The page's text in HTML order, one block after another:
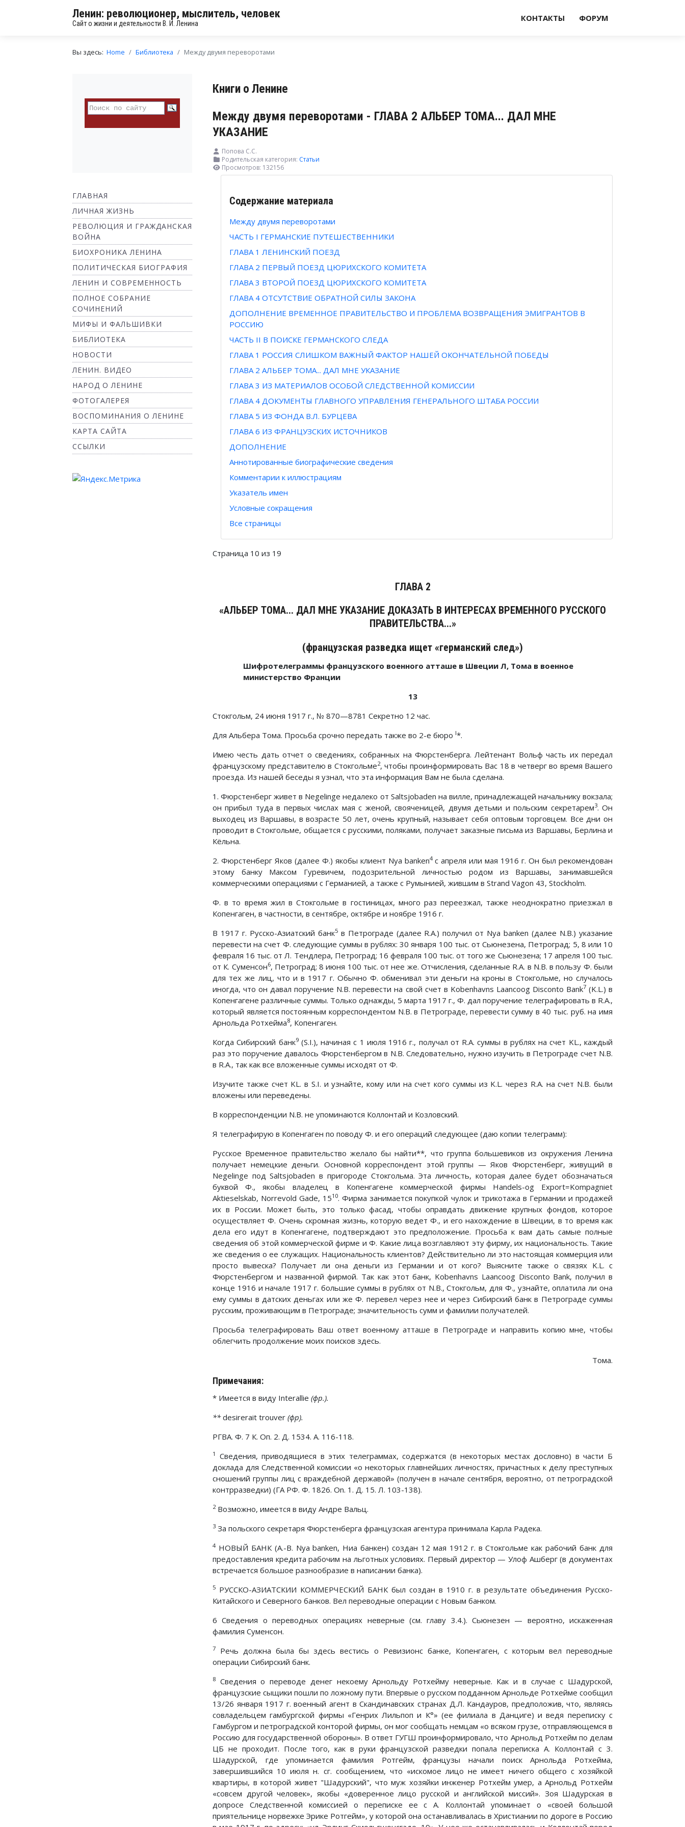
Ленин: революционер, мыслитель, человек
Сайт о жизни и деятельности В. И. Ленина
КОНТАКТЫ ФОРУМ
Вы здесь: Home Библиотека Между двумя переворотами
ГЛАВНАЯ
ЛИЧНАЯ ЖИЗНЬ
РЕВОЛЮЦИЯ И ГРАЖДАНСКАЯ
ВОЙНА
БИОХРОНИКА ЛЕНИНА
ПОЛИТИЧЕСКАЯ БИОГРАФИЯ
ЛЕНИН И СОВРЕМЕННОСТЬ
ПОЛНОЕ СОБРАНИЕ
СОЧИНЕНИЙ
МИФЫ И ФАЛЬШИВКИ
БИБЛИОТЕКА
НОВОСТИ
ЛЕНИН. ВИДЕО
НАРОД О ЛЕНИНЕ
ФОТОГАЛЕРЕЯ
ВОСПОМИНАНИЯ О ЛЕНИНЕ
КАРТА САЙТА
ССЫЛКИ
Книги о Ленине
Между двумя переворотами - ГЛАВА 2 АЛЬБЕР ТОМА... ДАЛ МНЕ
УКАЗАНИЕ
Попова С.С.
Родительская категория: Статьи
Просмотров: 132156
Содержание материала
Между двумя переворотами
ЧАСТЬ I ГЕРМАНСКИЕ ПУТЕШЕСТВЕННИКИ
ГЛАВА 1 ЛЕНИНСКИЙ ПОЕЗД
ГЛАВА 2 ПЕРВЫЙ ПОЕЗД ЦЮРИХСКОГО КОМИТЕТА
ГЛАВА 3 ВТОРОЙ ПОЕЗД ЦЮРИХСКОГО КОМИТЕТА
ГЛАВА 4 ОТСУТСТВИЕ ОБРАТНОЙ СИЛЫ ЗАКОНА
ДОПОЛНЕНИЕ ВРЕМЕННОЕ ПРАВИТЕЛЬСТВО И ПРОБЛЕМА ВОЗВРАЩЕНИЯ ЭМИГРАНТОВ В
РОССИЮ
ЧАСТЬ II В ПОИСКЕ ГЕРМАНСКОГО СЛЕДА
ГЛАВА 1 РОССИЯ СЛИШКОМ ВАЖНЫЙ ФАКТОР НАШЕЙ ОКОНЧАТЕЛЬНОЙ ПОБЕДЫ
ГЛАВА 2 АЛЬБЕР ТОМА... ДАЛ МНЕ УКАЗАНИЕ
ГЛАВА 3 ИЗ МАТЕРИАЛОВ ОСОБОЙ СЛЕДСТВЕННОЙ КОМИССИИ
ГЛАВА 4 ДОКУМЕНТЫ ГЛАВНОГО УПРАВЛЕНИЯ ГЕНЕРАЛЬНОГО ШТАБА РОССИИ
ГЛАВА 5 ИЗ ФОНДА В.Л. БУРЦЕВА
ГЛАВА 6 ИЗ ФРАНЦУЗСКИХ ИСТОЧНИКОВ
ДОПОЛНЕНИЕ
Аннотированные биографические сведения
Комментарии к иллюстрациям
Указатель имен
Условные сокращения
Все страницы
Страница 10 из 19
ГЛАВА 2
«АЛЬБЕР ТОМА... ДАЛ МНЕ УКАЗАНИЕ ДОКАЗАТЬ В ИНТЕРЕСАХ ВРЕМЕННОГО РУССКОГО
ПРАВИТЕЛЬСТВА...»
(французская разведка ищет «германский след»)
Шифротелеграммы французского военного атташе в Швеции Л, Тома в военное
министерство Франции
13
Стокгольм, 24 июня 1917 г., № 870—8781 Секретно 12 час.
Для Альбера Тома. Просьба срочно передать также во 2-е бюро I*.
Имею честь дать отчет о сведениях, собранных на Фюрстенберга. Лейтенант Вольф часть их передал
французскому представителю в Стокгольме2, чтобы проинформировать Вас 18 в четверг во время Вашего
проезда. Из нашей беседы я узнал, что эта информация Вам не была сделана.
1. Фюрстенберг живет в Negelinge недалеко от Saltsjobaden на вилле, принадлежащей начальнику вокзала;
он прибыл туда в первых числах мая с женой, свояченицей, двумя детьми и польским секретарем3. Он
выходец из Варшавы, в возрасте 50 лет, очень крупный, называет себя оптовым торговцем. Все дни он
проводит в Стокгольме, общается с русскими, поляками, получает заказные письма из Варшавы, Берлина и
Кёльна.
2. Фюрстенберг Яков (далее Ф.) якобы клиент Nya banken4с апреля или мая 1916 г. Он был рекомендован
этому банку Максом Гуревичем, подозрительной личностью родом из Варшавы, занимавшейся
коммерческими операциями с Германией, а также с Румынией, жившим в Strand Vagon 43, Stockholm.
Ф. в то время жил в Стокгольме в гостиницах, много раз переезжал, также неоднократно приезжал в
Копенгаген, в частности, в сентябре, октябре и ноябре 1916 г.
В 1917 г. Русско-Азиатский банк5в Петрограде (далее R.A.) получил от Nya banken (далее N.B.) указание
перевести на счет Ф. следующие суммы в рублях: 30 января 100 тыс. от Сьюнезена, Петроград; 5, 8 или 10
февраля 16 тыс. от Л. Тендлера, Петроград; 16 февраля 100 тыс. от того же Сьюнезена; 17 апреля 100 тыс.
от К. Суменсон6, Петроград; 8 июня 100 тыс. от нее же. Отчисления, сделанные R.A. в N.B. в пользу Ф. были
для тех же лиц, что и в 1917 г. Обычно Ф. обменивал эти деньги на кроны в Стокгольме, но случалось
иногда, что он давал поручение N.B. перевести на свой счет в Kobenhavns Laancoog Disconto Bank7(K.L.) в
Копенгагене различные суммы. Только однажды, 5 марта 1917 г., Ф. дал поручение телеграфировать в R.A.,
который является постоянным корреспондентом N.B. в Петрограде, перевести сумму в 40 тыс. руб. на имя
Арнольда Ротхейма8, Копенгаген.
Когда Сибирский банк9(S.I.), начиная с 1 июля 1916 г., получал от R.A. суммы в рублях на счет KL., каждый
раз это поручение давалось Фюрстенбергом в N.B. Следовательно, нужно изучить в Петрограде счет N.B.
в R.A., так как все вложенные суммы исходят от Ф.
Изучите также счет KL. в S.I. и узнайте, кому или на счет кого суммы из K.L. через R.A. на счет N.B. были
вложены или переведены.
В корреспонденции N.B. не упоминаются Коллонтай и Козловский.
Я телеграфирую в Копенгаген по поводу Ф. и его операций следующее (даю копии телеграмм):
Русское Временное правительство желало бы найти**, что группа большевиков из окружения Ленина
получает немецкие деньги. Основной корреспондент этой группы — Яков Фюрстенберг, живущий в
Negelinge под Saltsjobaden в пригороде Стокгольма. Эта личность, которая далее будет обозначаться
буквой Ф., якобы владелец в Копенгагене коммерческой фирмы Handels-og Export=Kompagniet
Aktieselskab, Norrevold Gade, 1510. Фирма занимается покупкой чулок и трикотажа в Германии и продажей
их в России. Может быть, это только фасад, чтобы оправдать движение крупных фондов, которое
осуществляет Ф. Очень скромная жизнь, которую ведет Ф., и его нахождение в Швеции, в то время как
дела его идут в Копенгагене, подтверждают это предположение. Просьба к вам дать самые полные
сведения об этой коммерческой фирме и Ф. Какие лица возглавляют эту фирму, их национальность. Такие
же сведения о ее служащих. Национальность клиентов? Действительно ли это настоящая коммерция или
просто вывеска? Получает ли она деньги из Германии и от кого? Выясните также о связях K.L. с
Фюрстенбергом и названной фирмой. Так как этот банк, Kobenhavns Laancoog Disconto Bank, получил в
конце 1916 и начале 1917 г. большие суммы в рублях от N.B., Стокгольм, для Ф., узнайте, оплатила ли она
ему суммы в датских деньгах или же Ф. перевел через нее и через Сибирский банк в Петрограде суммы
русским, проживающим в Петрограде; значительность сумм и фамилии получателей.
Просьба телеграфировать Ваш ответ военному атташе в Петрограде и направить копию мне, чтобы
облегчить продолжение моих поисков здесь.
Тома.
Примечания:
* Имеется в виду Interallie (фр.).
**desirerait trouver (фр).
РГВА. Ф. 7 К. Оп. 2. Д. 1534. А. 116-118.
1
Сведения, приводящиеся в этих телеграммах, содержатся (в некоторых местах дословно) в части Б
доклада для Следственной комиссии «о некоторых главнейших личностях, причастных к делу преступных
сношений группы лиц с враждебной державой» (получен в начале сентября, вероятно, от петроградской
контрразведки) (ГА РФ. Ф. 1826. On. 1. Д. 15. Л. 103-138).
2Возможно, имеется в виду Андре Вальц.
3 За польского секретаря Фюрстенберга французская агентура принимала Карла Радека.
4НОВЫЙ БАНК (А.-В. Nya banken, Ниа банкен) создан 12 мая 1912 г. в Стокгольме как рабочий банк для
предоставления кредита рабочим на льготных условиях. Первый директор — Улоф Ашберг (в документах
встречается большое разнообразие в написании банка).
5 РУССКО-АЗИАТСКИИ КОММЕРЧЕСКИЙ БАНК был создан в 1910 г. в результате объединения Русско-
Китайского и Северного банков. Вел переводные операции с Новым банком.
6 Сведения о переводных операциях неверные (см. главу 3.4.). Сьюнезен — вероятно, искаженная
фамилия Суменсон.
7
Речь должна была бы здесь вестись о Ревизионс банке, Копенгаген, с которым вел переводные
операции Сибирский банк.
8 Сведения о переводе денег некоему Арнольду Ротхейму неверные. Как и в случае с Шадурской,
французские сыщики пошли по ложному пути. Впервые о русском подданном Арнольде Ротхейме сообщил
13/26 января 1917 г. военный агент в Скандинавских странах Д.Л. Кандауров, предположив, что, являясь
совладельцем гамбургской фирмы «Генрих Лильпоп и К°» (ее филиала в Данциге) и ведя переписку с
Гамбургом и петроградской конторой фирмы, он мог сообщать немцам «о всяком грузе, отправляющемся в
Россию для государственной обороны». В ответ ГУГШ проинформировало, что Арнольд Ротхейм по делам
ЦБ не проходит. После того, как в руки французской разведки попала переписка А. Коллонтай с 3.
Шадурской, где упоминается фамилия Ротгейм, французы начали поиск Арнольда Ротхейма,
завершившийся 10 июля н. сг. сообщением, что «искомое лицо не имеет ничего общего с хозяйкой
квартиры, в которой живет "Шадурский", что муж хозяйки инженер Ротхейм умер, а Арнольд Ротхейм
«совсем другой человек», якобы «доверенное лицо русской и английской миссий». Зоя Шадурская в
допросе Следственной комиссией о переписке ее с А. Коллонтай упоминает о «своей большой
приятельнице норвежке Эрике Ротгейм», у которой она останавливалась в Христиании по дороге в Россию